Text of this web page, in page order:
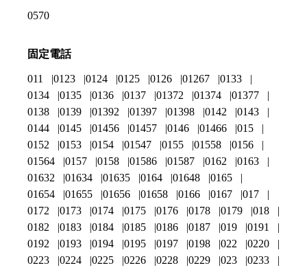
0570
固定電話
011 0123 0124 0125 0126 01267
0133
0134
0135 0136 0137 01372 01374
01377
0138
0139 01392 01397 01398 0142
0143
0144
0145 01456 01457 0146 01466
015
0152
0153 0154 01547 0155 01558
0156
01564
0157 0158 01586 01587 0162
0163
01632
01634 01635 0164 01648
0165
01654
01655 01656 01658 0166 0167
017
0172
0173 0174 0175 0176 0178 0179
018
0182
0183 0184 0185 0186 0187 019
0191
0192
0193 0194 0195 0197 0198 022
0220
0223
0224 0225 0226 0228 0229 023
0233